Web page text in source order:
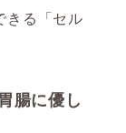
きる「セル
腸に優し